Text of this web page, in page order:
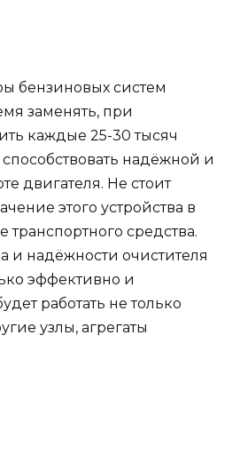
бензиновых систем
заменять, при
каждые 25-30 тысяч
способствовать надёжной и
двигателя. Не стоит
этого устройства в
транспортного средства.
и надёжности очистителя
эффективно и
работать не только
узлы, агрегаты